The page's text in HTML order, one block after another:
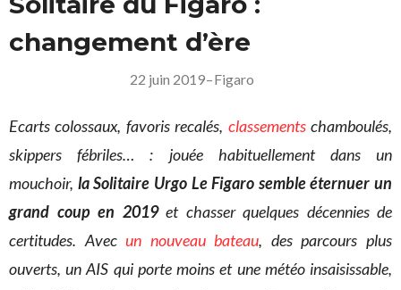
changement d’ère
22 juin 2019–Figaro
Ecarts colossaux, favoris recalés, classementschamboulés,
skippers fébriles… : jouée habituellement dans un
mouchoir, la Solitaire Urgo Le Figaro semble éternuer un
grand coup en 2019et chasser quelques décennies de
certitudes. Avecun nouveau bateau, des parcours plus
ouverts, un AIS qui porte moins et une météo insaisissable,